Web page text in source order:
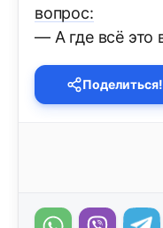
вопрос:
— А где всё это
Поделиться!